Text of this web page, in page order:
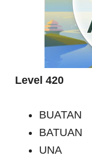
Level 420
BUATAN
BATUAN
UNA